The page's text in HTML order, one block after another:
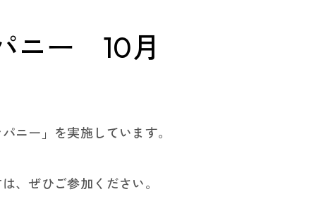
ニー 10月
ニー」を実施しています。
、ぜひご参加ください。